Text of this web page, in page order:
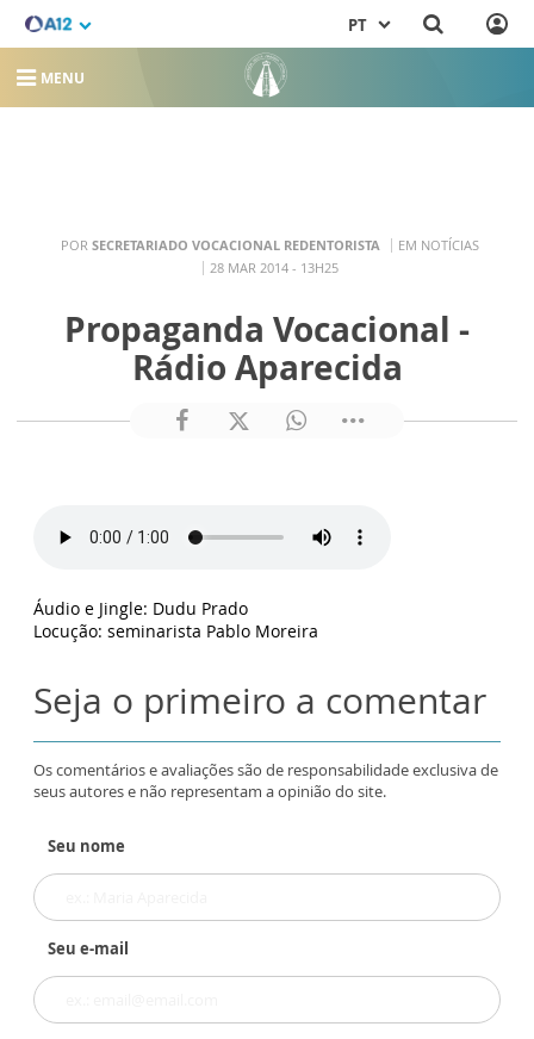
PT
MENU
POR SECRETARIADO VOCACIONAL REDENTORISTA
EM NOTÍCIAS
28 MAR 2014 - 13H25
Propaganda Vocacional -
Rádio Aparecida
Áudio e Jingle: Dudu Prado
Locução: seminarista Pablo Moreira
Seja o primeiro a comentar
Os comentários e avaliações são de responsabilidade exclusiva de
seus autores e não representam a opinião do site.
Seu nome
Seu e-mail